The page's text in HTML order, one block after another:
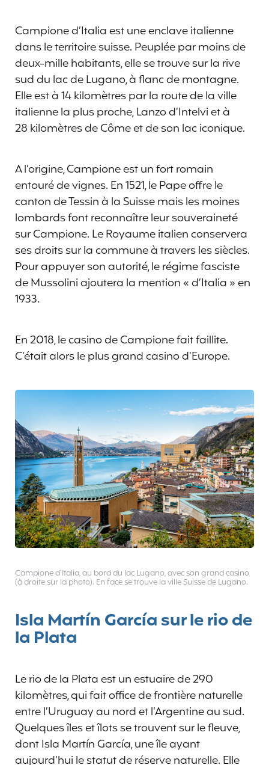
Campione d’Italia est une enclave italienne
dans le territoire suisse. Peuplée par moins de
deux-mille habitants, elle se trouve sur la rive
sud du lac de Lugano, à flanc de montagne.
Elle est à 14 kilomètres par la route de la ville
italienne la plus proche, Lanzo d’Intelvi et à
28 kilomètres de Côme et de son lac iconique.
A l’origine, Campione est un fort romain
entouré de vignes. En 1521, le Pape offre le
canton de Tessin à la Suisse mais les moines
lombards font reconnaître leur souveraineté
sur Campione. Le Royaume italien conservera
ses droits sur la commune à travers les siècles.
Pour appuyer son autorité, le régime fasciste
de Mussolini ajoutera la mention « d’Italia » en
1933.
En 2018, le casino de Campione fait faillite.
C’était alors le plus grand casino d’Europe.
Campione d’Italia, au bord du lac Lugano, avec son grand casino
(à droite sur la photo). En face se trouve la ville Suisse de Lugano.
Isla Martín García sur le rio de
la Plata
Le rio de la Plata est un estuaire de 290
kilomètres, qui fait office de frontière naturelle
entre l’Uruguay au nord et l’Argentine au sud.
Quelques îles et îlots se trouvent sur le fleuve,
dont Isla Martín García, une île ayant
aujourd’hui le statut de réserve naturelle. Elle